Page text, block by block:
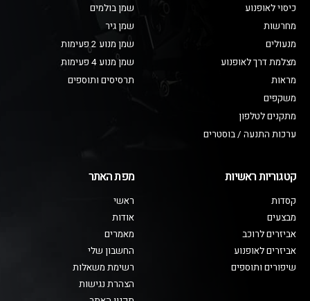
כיסוי לאופנוע
מחרשות
מנעולים
מצלמת דרך לאופנוע
מראות
משקפים
מתקנים לטלפון
ערכות התנעה / בוסטרים
שמן בולמים
שמן גיר
שמן מנוע 2 פעימות
שמן מנוע 4 פעימות
תרסיסים ותוספים
קטגוריות ראשיות
קסדות
מבצעים
אביזרים לרוכב
אביזרים לאופנוע
שיפורים ותוספים
מפת האתר
ראשי
אודות
מאמרים
החשבון שלי
רשימת משאלות
הצהרת נגישות